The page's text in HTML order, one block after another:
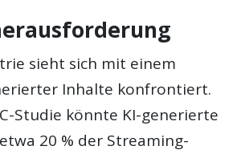
sieht sich mit einem
Inhalte konfrontiert.
Studie könnte KI-generierte
20 % der Streaming-